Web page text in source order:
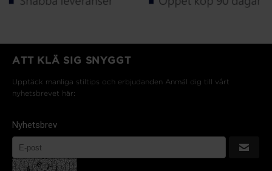
ATT KLÄ SIG SNYGGT
Upptäck manliga stiltips och erbjudanden Anmäl dig till vårt
nyhetsbrevet här:
Nyhetsbrev